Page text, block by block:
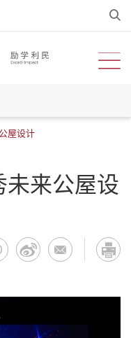
开
屋设计
未来公屋设